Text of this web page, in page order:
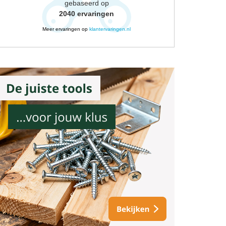
gebaseerd op
2040 ervaringen
Meer ervaringen op klantervaringen.nl